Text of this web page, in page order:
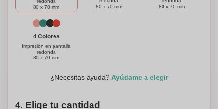
redonda
80 x 70 mm
80 x 70 mm
80 x 70 mm
4 Colores
Impresión en pantalla
redonda
80 x 70 mm
¿Necesitas ayuda? Ayúdame a elegir
4. Elige tu cantidad